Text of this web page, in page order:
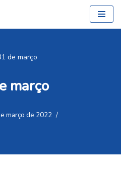
de março
março
março de 2022